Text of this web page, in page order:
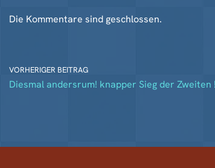
Die Kommentare sind geschlossen.
VORHERIGER BEITRAG
Diesmal andersrum! knapper Sieg der Zweiten